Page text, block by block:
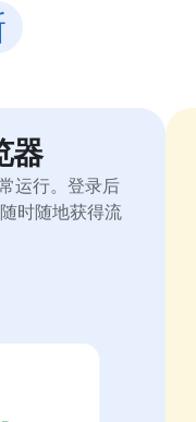
器
运行。登录后
时随地获得流